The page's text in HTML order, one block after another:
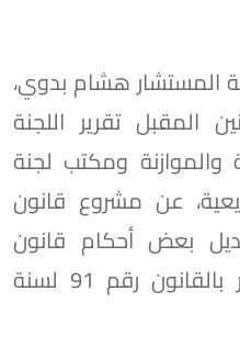
المستشار هشام بدوي،
المقبل تقرير اللجنة
ومكتب لجنة
عن مشروع قانون
بعض أحكام قانون
الضريبة على الدخل الصادر بالقانون رقم 91 لسنة